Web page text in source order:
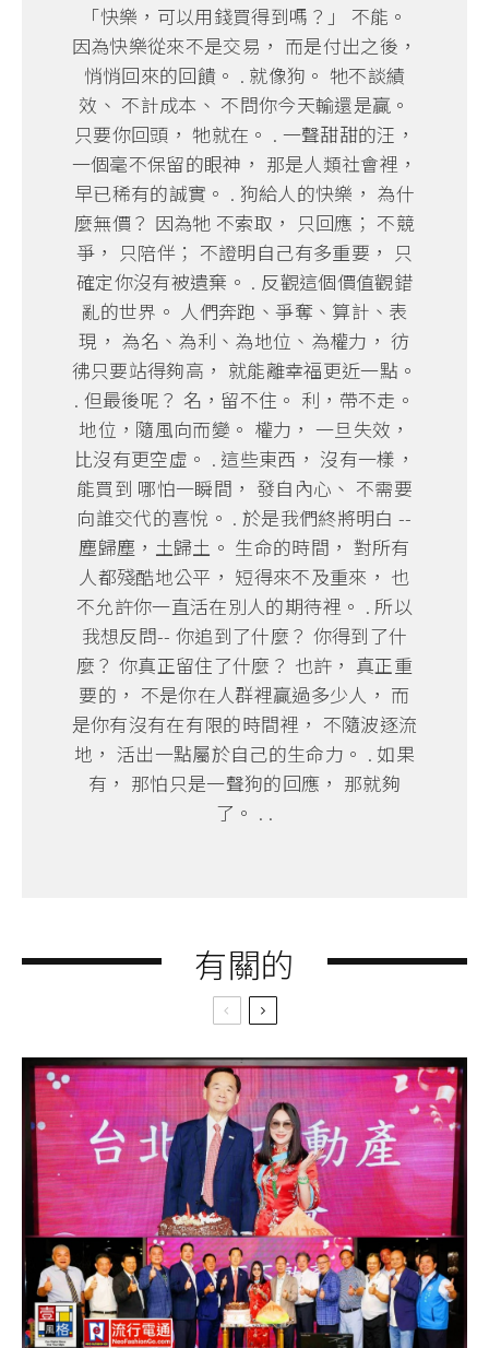
「快樂，可以用錢買得到嗎？」 不能。
因為快樂從來不是交易， 而是付出之後，
悄悄回來的回饋。 . 就像狗。 牠不談績
效、 不計成本、 不問你今天輸還是贏。
只要你回頭， 牠就在。 . 一聲甜甜的汪，
一個毫不保留的眼神， 那是人類社會裡，
早已稀有的誠實。 . 狗給人的快樂， 為什
麼無價？ 因為牠 不索取， 只回應； 不競
爭， 只陪伴； 不證明自己有多重要， 只
確定你沒有被遺棄。 . 反觀這個價值觀錯
亂的世界。 人們奔跑、爭奪、算計、表
現， 為名、為利、為地位、為權力， 彷
彿只要站得夠高， 就能離幸福更近一點。
. 但最後呢？ 名，留不住。 利，帶不走。
地位，隨風向而變。 權力， 一旦失效，
比沒有更空虛。 . 這些東西， 沒有一樣，
能買到 哪怕一瞬間， 發自內心、 不需要
向誰交代的喜悅。 . 於是我們終將明白 --
塵歸塵，土歸土。 生命的時間， 對所有
人都殘酷地公平， 短得來不及重來， 也
不允許你一直活在別人的期待裡。 . 所以
我想反問-- 你追到了什麼？ 你得到了什
麼？ 你真正留住了什麼？ 也許， 真正重
要的， 不是你在人群裡贏過多少人， 而
是你有沒有在有限的時間裡， 不隨波逐流
地， 活出一點屬於自己的生命力。 . 如果
有， 那怕只是一聲狗的回應， 那就夠
了。 . .
有關的